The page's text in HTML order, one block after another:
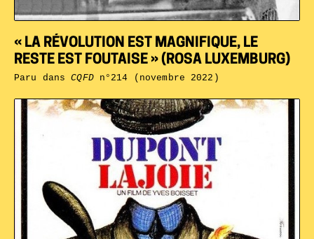
« LA RÉVOLUTION EST MAGNIFIQUE, LE
RESTE EST FOUTAISE » (ROSA LUXEMBURG)
Paru dansCQFDn°214 (novembre 2022)